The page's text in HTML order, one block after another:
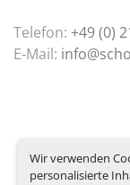
Wir verwenden
personalisierte
Telefon: +49 (0)
E-Mail: